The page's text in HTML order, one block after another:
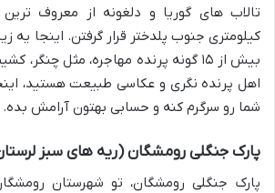
کیلومتری جنوب پلدختر قرار گرفتن. اینجا یه
بیش از ۱۵ گونه پرنده مهاجره، مثل
اهل پرنده نگری و عکاسی طبیعت هستید،
شما رو سرگرم کنه و حسابی بهتون آرامش بده.
پارک جنگلی رومشگان (ریه های سبز
پارک جنگلی رومشگان، تو شهرستان